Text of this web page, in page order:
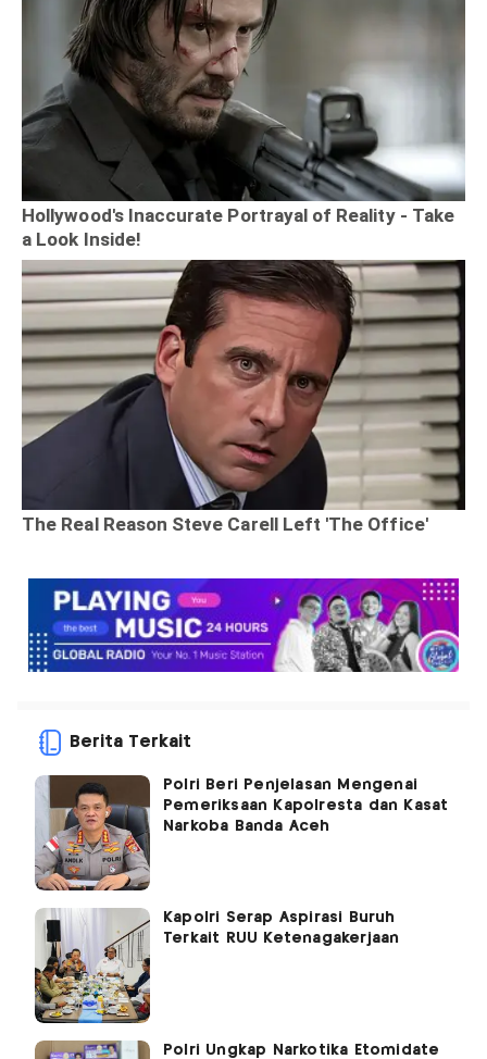
Berita Terkait
Polri Beri Penjelasan Mengenai
Pemeriksaan Kapolresta dan Kasat
Narkoba Banda Aceh
Kapolri Serap Aspirasi Buruh
Terkait RUU Ketenagakerjaan
Polri Ungkap Narkotika Etomidate